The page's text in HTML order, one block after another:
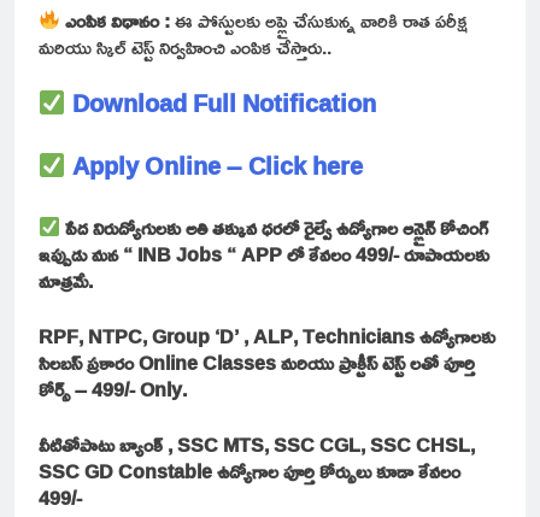
ఎంపిక విధానం :ఈ పోస్టులకు అప్లై చేసుకున్న వారికి రాత పరీక్ష
మరియు స్కిల్ టెస్ట్ నిర్వహించి ఎంపిక చేస్తారు..
Download Full Notification
Apply Online – Click here
పేద నిరుద్యోగులకు అతి తక్కువ ధరలో రైల్వే ఉద్యోగాల ఆన్లైన్ కోచింగ్
ఇప్పుడు మన “ INB Jobs “ APP లో కేవలం 499/- రూపాయలకు
మాత్రమే.
RPF, NTPC, Group ‘D’ , ALP, Technicians ఉద్యోగాలకు
సిలబస్ ప్రకారం Online Classes మరియు ప్రాక్టీస్ టెస్ట్ లతో పూర్తి
కోర్స్ – 499/- Only.
వీటితోపాటు బ్యాంక్ , SSC MTS, SSC CGL, SSC CHSL,
SSC GD Constable ఉద్యోగాల పూర్తి కోర్సులు కూడా కేవలం
499/-